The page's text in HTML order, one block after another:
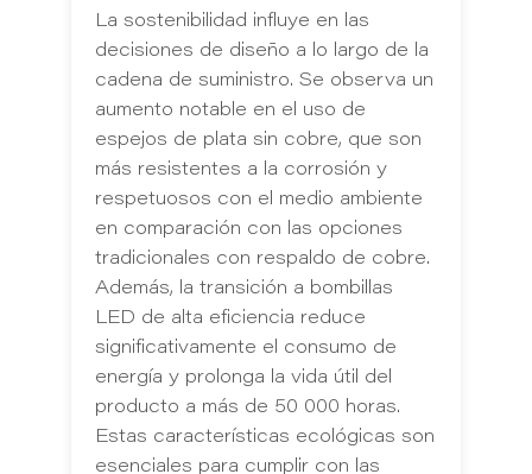
La sostenibilidad influye en las
decisiones de diseño a lo largo de la
cadena de suministro. Se observa un
aumento notable en el uso de
espejos de plata sin cobre, que son
más resistentes a la corrosión y
respetuosos con el medio ambiente
en comparación con las opciones
tradicionales con respaldo de cobre.
Además, la transición a bombillas
LED de alta eficiencia reduce
significativamente el consumo de
energía y prolonga la vida útil del
producto a más de 50 000 horas.
Estas características ecológicas son
esenciales para cumplir con las